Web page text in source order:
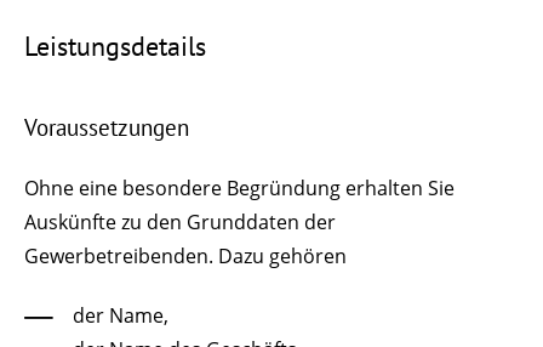
Leistungsdetails
Voraussetzungen
Ohne eine besondere Begründung erhalten Sie
Auskünfte zu den Grunddaten der
Gewerbetreibenden. Dazu gehören
der Name,